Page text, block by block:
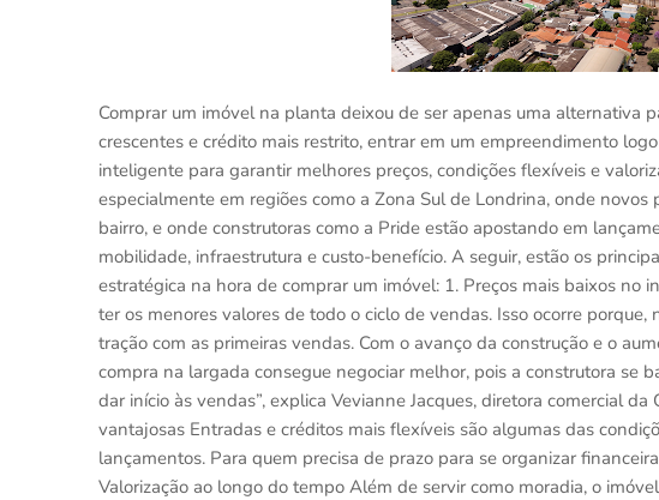
Comprar um imóvel na planta deixou de ser apenas uma alternativa
crescentes e crédito mais restrito, entrar em um empreendimento
inteligente para garantir melhores preços, condições flexíveis e
especialmente em regiões como a Zona Sul de Londrina, onde
bairro, e onde construtoras como a Pride estão apostando em
mobilidade, infraestrutura e custo-benefício. A seguir, estão os
estratégica na hora de comprar um imóvel: 1. Preços mais baixos no
ter os menores valores de todo o ciclo de vendas. Isso ocorre
tração com as primeiras vendas. Com o avanço da construção e o
compra na largada consegue negociar melhor, pois a construtora se
dar início às vendas”, explica Vevianne Jacques, diretora comercial
vantajosas Entradas e créditos mais flexíveis são algumas das
lançamentos. Para quem precisa de prazo para se organizar
Valorização ao longo do tempo Além de servir como moradia, o